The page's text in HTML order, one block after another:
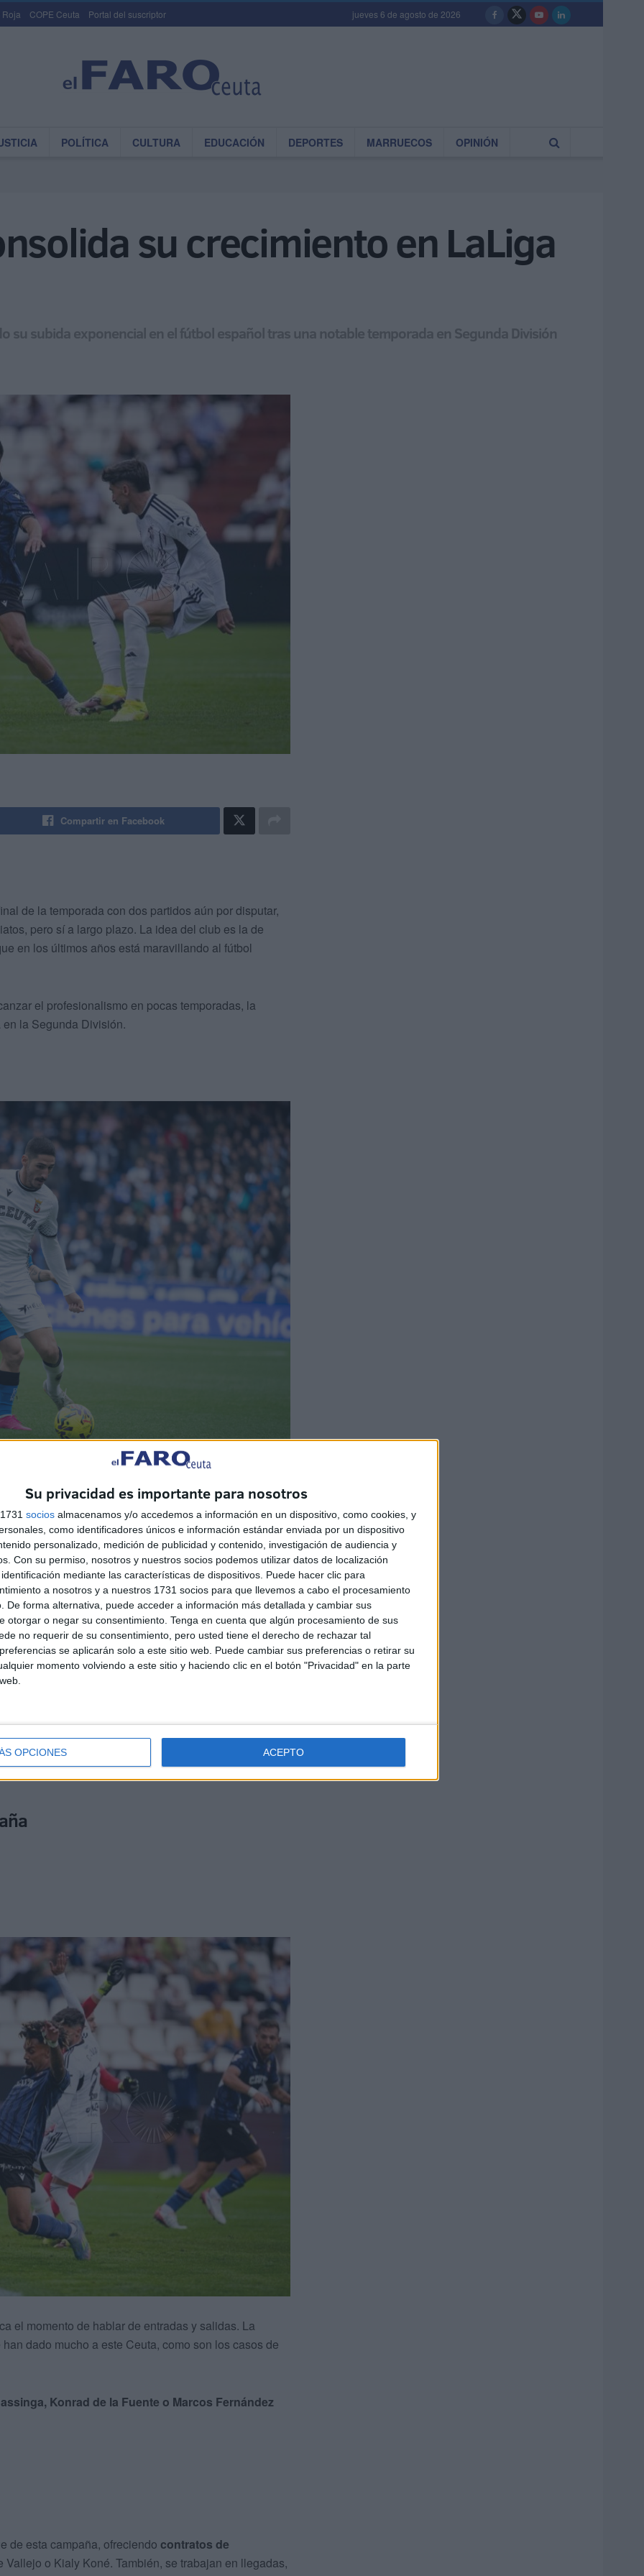
Su privacidad es importante para nosotros
socios almacenamos y/o accedemos a información en un dispositivo, como cookies, y
como identificadores únicos e información estándar enviada por un dispositivo
personalizado, medición de publicidad y contenido, investigación de audiencia y
Con su permiso, nosotros y nuestros socios podemos utilizar datos de localización
mediante las características de dispositivos. Puede hacer clic para
a nosotros y a nuestros 1731 socios para que llevemos a cabo el procesamiento
De forma alternativa, puede acceder a información más detallada y cambiar sus
otorgar o negar su consentimiento. Tenga en cuenta que algún procesamiento de sus
no requerir de su consentimiento, pero usted tiene el derecho de rechazar tal
se aplicarán solo a este sitio web. Puede cambiar sus preferencias o retirar su
momento volviendo a este sitio y haciendo clic en el botón "Privacidad" en la parte
OPCIONES ACEPTO
Roja COPE Ceuta Portal del suscriptor jueves 6 de agosto de 2026
POLÍTICA CULTURA EDUCACIÓN DEPORTES MARRUECOS OPINIÓN
su crecimiento en LaLiga
su subida exponencial en el fútbol español tras una notable temporada en Segunda División
Compartir en Facebook
de la temporada con dos partidos aún por disputar,
pero sí a largo plazo. La idea del club es la de
en los últimos años está maravillando al fútbol
el profesionalismo en pocas temporadas, la
la Segunda División.
deestabilidad competitiva , en la que ha sido capaz
del curso. A pesar de los altibajos propios de esta
mostrado una identidad propia y han sabido
sin jugarse nada en estas últimas dos jornadas,
de LaLiga Hypermotion
División siempre resulta complicado para los recién
ido aclimatando poco a poco hasta ser un equipo más
el momento de hablar de entradas y salidas. La
dado mucho a este Ceuta, como son los casos de
Konrad de la Fuente o Marcos Fernández
de esta campaña, ofreciendo contratos de
Vallejo o Kialy Koné. También, se trabajan en llegadas,